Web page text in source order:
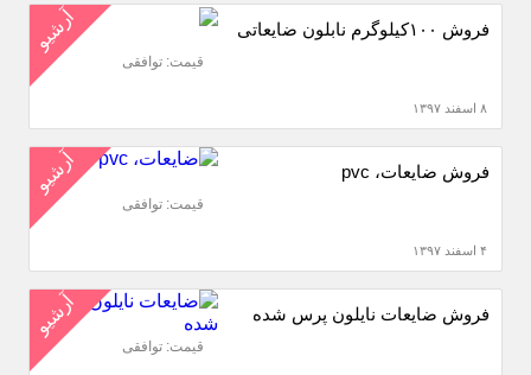
آرشیو فروش ۱۰۰کیلوگرم نابلون ضایعاتی
۸ اسفند ۱۳۹۷
قیمت: توافقی
آرشیو فروش ضایعات، pvc
۴ اسفند ۱۳۹۷
قیمت: توافقی
آرشیو فروش ضایعات نایلون پرس شده
قیمت: توافقی